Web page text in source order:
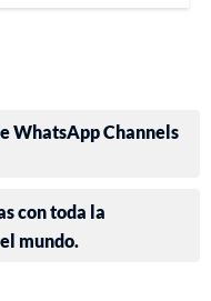
WhatsApp Channels
con toda la
mundo.